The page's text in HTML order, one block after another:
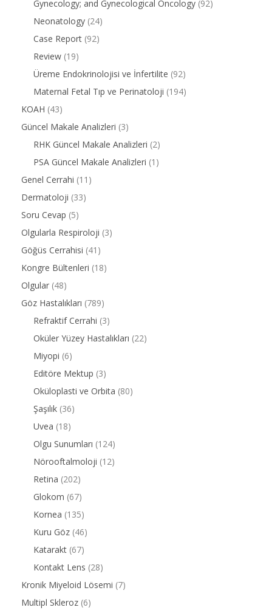
Gynecology; and Gynecological Oncology (92)
Neonatology (24)
Case Report (92)
Review (19)
Üreme Endokrinolojisi ve İnfertilite (92)
Maternal Fetal Tıp ve Perinatoloji (194)
KOAH (43)
Güncel Makale Analizleri (3)
RHK Güncel Makale Analizleri (2)
PSA Güncel Makale Analizleri (1)
Genel Cerrahi (11)
Dermatoloji (33)
Soru Cevap (5)
Olgularla Respiroloji (3)
Göğüs Cerrahisi (41)
Kongre Bültenleri (18)
Olgular (48)
Göz Hastalıkları (789)
Refraktif Cerrahi (3)
Oküler Yüzey Hastalıkları (22)
Miyopi (6)
Editöre Mektup (3)
Oküloplasti ve Orbita (80)
Şaşılık (36)
Uvea (18)
Olgu Sunumları (124)
Nörooftalmoloji (12)
Retina (202)
Glokom (67)
Kornea (135)
Kuru Göz (46)
Katarakt (67)
Kontakt Lens (28)
Kronik Miyeloid Lösemi (7)
Multipl Skleroz (6)